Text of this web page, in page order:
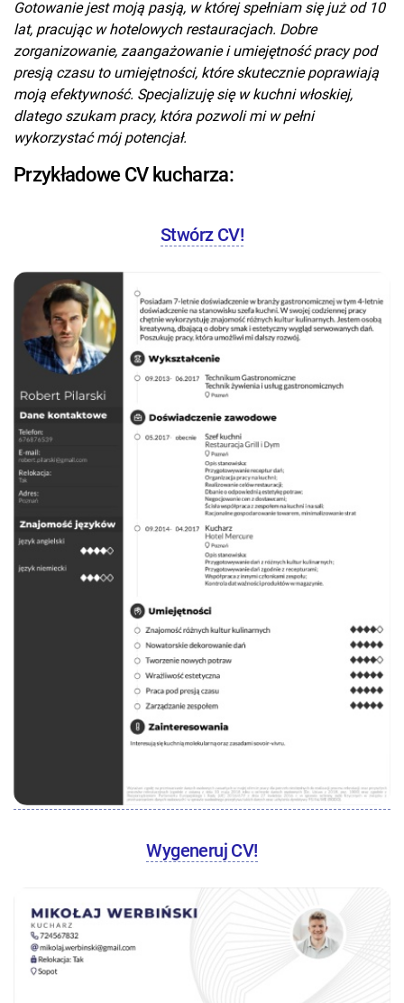
Gotowanie jest moją pasją, w której spełniam się już od 10
lat, pracując w hotelowych restauracjach. Dobre
zorganizowanie, zaangażowanie i umiejętność pracy pod
presją czasu to umiejętności, które skutecznie poprawiają
moją efektywność. Specjalizuję się w kuchni włoskiej,
dlatego szukam pracy, która pozwoli mi w pełni
wykorzystać mój potencjał.
Przykładowe CV kucharza:
Stwórz CV!
Wygeneruj CV!